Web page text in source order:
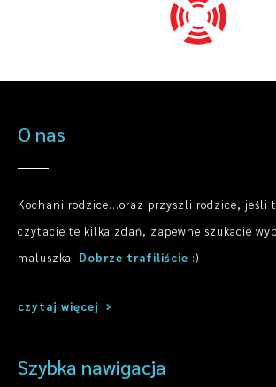
O nas
Kochani rodzice...oraz przyszli rodzice, jeśli
czytacie te kilka zdań, zapewne szukacie
maluszka. Dobrze trafiliście :)
czytaj więcej
Szybka nawigacja